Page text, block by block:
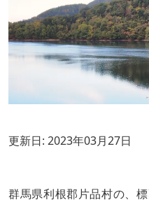
更新日: 2023年03月27日
群馬県利根郡片品村の、